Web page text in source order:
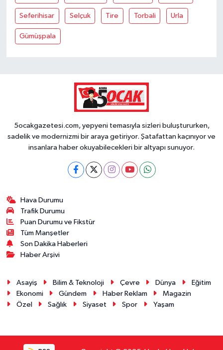
Seferihisar Selçuk Tire Torbali Urla
Gümüşpala
5ocakgazetesi.com, yepyeni temasıyla sizleri buluştururken,
sadelik ve modernizmi bir araya getiriyor. Şatafattan kaçınıyor ve
insanlara haber okuyabilecekleri bir altyapı sunuyor.
Hava Durumu
Trafik Durumu
Puan Durumu ve Fikstür
Tüm Manşetler
Son Dakika Haberleri
Haber Arşivi
Asayiş Bilim & Teknoloji Çevre Dünya
Eğitim
Ekonomi
Gündem Haber Reklam
Magazin
Özel
Sağlık Siyaset Spor Yaşam